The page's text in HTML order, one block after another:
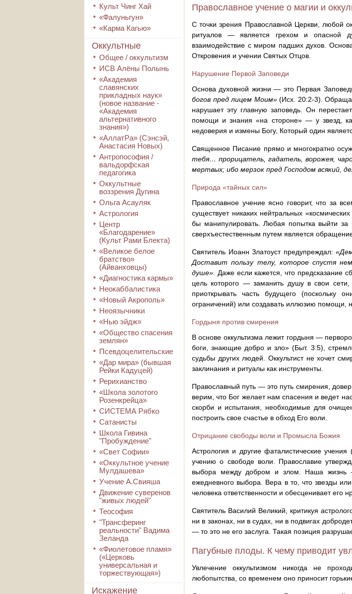
Культ Чинг Хай
«Фалуньгун»
«Карма Кагью»
Оккультные
Общее / оккультизм
ИСВ Алёны Полынь
«Академия
славянских
прикладных наук»
(новое название -
«Академия
альтернативного
знания»)
«АллатРа» (Сэнсэй,
Анастасия Новых)
Антропософия /
вальдорфская
педагогика
Оккультные
воззрения Дугина
Ольга Асауляк
Астрология
Центр
«Благодарение»
(Культ Рами Блекта)
«Великое белое
братство»
(Айванховцы)
«Диагностика кармы»
Неокаббалистика
«Новый Акрополь»
Неоязычники
«Нью эйдж»
«Общество спасения
землян»
Псевдоцелительские
«Дар мира» (бывшая
Рейки Кадуцей)
Рерихианство
«Школа золотого
Розенкрейца»
СИСТЕМА Рябко
Сатанисты
Школа Гивина
"Пробуждение"
«Свет Софии»
«Оккультное учение
Мулдашева»
Учение А.Свияша
Движение суверенов
"живых людей"
Теософия
"Трансферинг
реальности" Вадима
Зеланда
«Фиолетовое пламя»
(«Церковь
универсальная и
торжествующая»)
Искажение
Православное учение о магии и
С точки зрения Православной Церкви, любой
ритуалов — является грехом и опасной
взаимодействие с миром падших духов.
Откровения и учении Святых Отцов.
Нарушение Первой Заповеди
Основа духовной жизни — это Первая
богов пред лицем Моим»(Исх. 20:2-3).
нарушает эту главную заповедь. Он
помощи и знания «на стороне» — у звезд,
недоверия и измены Богу, Который один
Священное Писание прямо и многократно
тебя… прорицатель, гадатель, ворожея,
мертвых; ибо мерзок пред Господом всякий,
Природа «тайных сил»
Православное учение ясно говорит, что за
существует никаких нейтральных
бы манипулировать. Любая попытка выйти за
сверхъестественным путем является
Святитель Иоанн Златоуст предупреждал:
Доставит пользу телу, которое спустя
душе» . Даже если кажется, что предсказание
цель которого — заманить душу в свои
приоткрывать часть будущего (поскольку
ограничений) или создавать иллюзию помощи,
Гордыня против смирения
В основе оккультизма лежит гордыня —
боги, знающие добро и зло» (Быт. 3:5),
судьбы других людей. Оккультист не хочет
заклинания и ритуалы как инструменты.
Православный путь — это путь смирения,
верим, что Бог желает нам спасения и ведет
скорби и испытания, необходимые для
построить свое счастье в обход Его воли.
Отрицание свободы воли и Промысла Божия
Астрология и другие фаталистические
учению о свободе воли. Православие
выбора между добром и злом. Наша жизнь
ежедневного выбора. Вера в то, что звезды
человека ответственности и обесценивает его
Святитель Василий Великий, критикуя
ни в законах, ни в судах, ни в подвигах
— то это не его заслуга. Такая позиция
Пагубные плоды. К чему приводит
Увлечение оккультизмом никогда не
любопытства, со временем оно приносит